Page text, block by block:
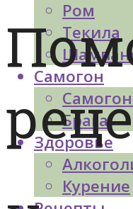
Ром
Текила
Самогон
Брага
Здоровье
Курение